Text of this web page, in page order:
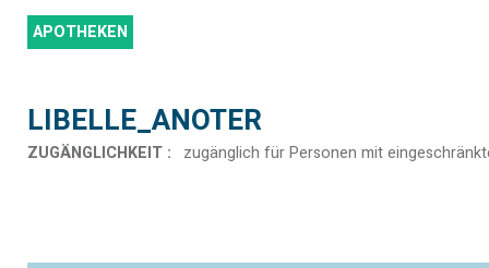
APOTHEKEN
LIBELLE_ANOTER
ZUGÄNGLICHKEIT : zugänglich für Personen mit